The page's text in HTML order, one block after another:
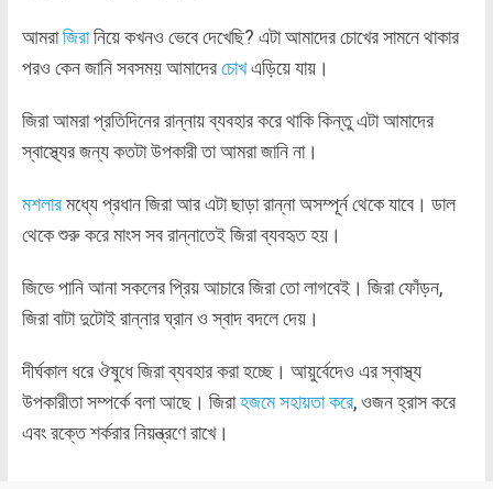
আমরাজিরানিয়ে কখনও ভেবে দেখেছি? এটা আমাদের চোখের সামনে থাকার
পরও কেন জানি সবসময় আমাদেরচোখএড়িয়ে যায়।
জিরা আমরা প্রতিদিনের রান্নায় ব্যবহার করে থাকি কিন্তু এটা আমাদের
স্বাস্থ্যের জন্য কতটা উপকারী তা আমরা জানি না।
মশলারমধ্যে প্রধান জিরা আর এটা ছাড়া রান্না অসম্পূর্ন থেকে যাবে। ডাল
থেকে শুরু করে মাংস সব রান্নাতেই জিরা ব্যবহৃত হয়।
জিভে পানি আনা সকলের প্রিয় আচারে জিরা তো লাগবেই। জিরা ফোঁড়ন,
জিরা বাটা দুটোই রান্নার ঘ্রান ও স্বাদ বদলে দেয়।
দীর্ঘকাল ধরে ঔষুধে জিরা ব্যবহার করা হচ্ছে। আয়ুর্বেদেও এর স্বাস্থ্য
উপকারীতা সম্পর্কে বলা আছে। জিরাহজমে সহায়তা করে, ওজন হ্রাস করে
এবং রক্তে শর্করার নিয়ন্ত্রণে রাখে।